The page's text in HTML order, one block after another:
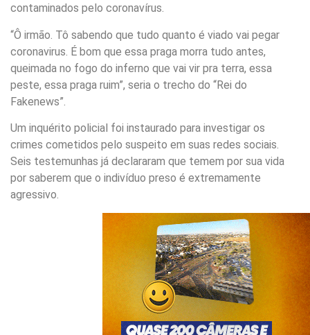
contaminados pelo coronavírus.
“Ô irmão. Tô sabendo que tudo quanto é viado vai pegar
coronavirus. É bom que essa praga morra tudo antes,
queimada no fogo do inferno que vai vir pra terra, essa
peste, essa praga ruim”, seria o trecho do “Rei do
Fakenews”.
Um inquérito policial foi instaurado para investigar os
crimes cometidos pelo suspeito em suas redes sociais.
Seis testemunhas já declararam que temem por sua vida
por saberem que o indivíduo preso é extremamente
agressivo.